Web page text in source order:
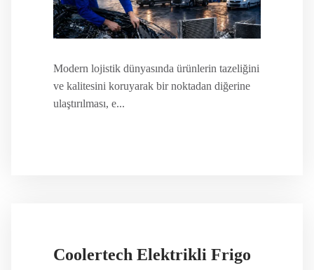
Modern lojistik dünyasında ürünlerin tazeliğini
ve kalitesini koruyarak bir noktadan diğerine
ulaştırılması, e...
Coolertech Elektrikli Frigo